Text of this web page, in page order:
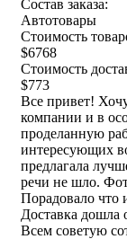
Состав заказа:
Автотовары
Стоимость
$6768
Стоимость
$773
Все привет!
компании и в
проделанную
интересующих
предлагала
речи не шло.
Порадовало что
Доставка дошла
Всем советую